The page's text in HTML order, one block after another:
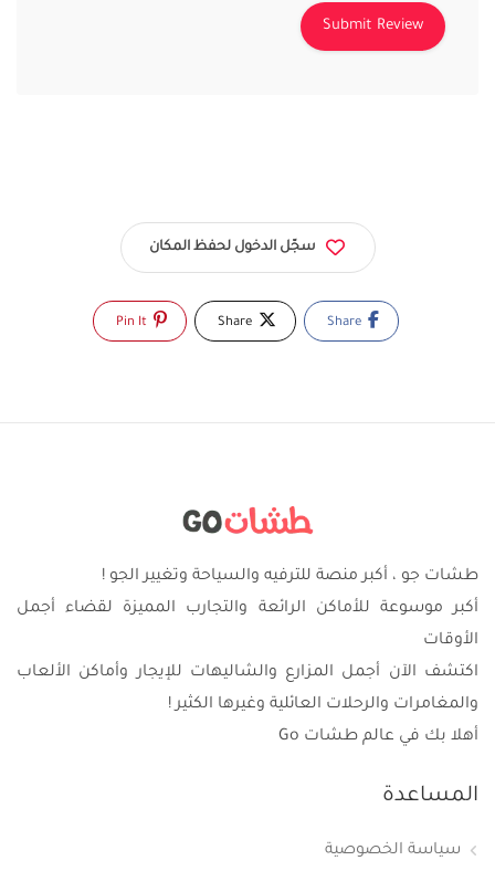
سجّل الدخول لحفظ المكان
طشات جو ، أكبر منصة للترفيه والسياحة وتغيير الجو !
أكبر موسوعة للأماكن الرائعة والتجارب المميزة لقضاء أجمل
الأوقات
اكتشف الآن أجمل المزارع والشاليهات للإيجار وأماكن الألعاب
والمغامرات والرحلات العائلية وغيرها الكثير !
أهلا بك في عالم طشات Go
المساعدة
سياسة الخصوصية